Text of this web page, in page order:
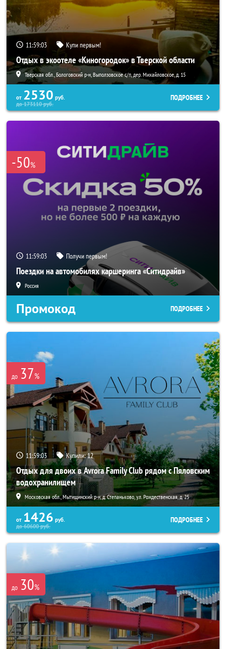
11:59:01 Купи первым!
Отдых в экоотеле «Киногородок» в Тверской области
Тверская обл., Бологовский р-н, Выползовское с/п, дер. Михайловское, д. 15
от 2530 руб.
до173110руб.
ПОДРОБНЕЕ
-50%
11:59:01 Получи первым!
Поездки на автомобилях каршеринга «Ситидрайв»
Россия
Промокод ПОДРОБНЕЕ
до 37%
11:59:01 Купили:12
Отдых для двоих в Avrora Family Club рядом с Пяловским
водохранилищем
Московская обл., Мытищинский р-н, д. Степаньково, ул. Рождественская, д. 25
от 1426 руб.
до60600руб.
ПОДРОБНЕЕ
до 30%